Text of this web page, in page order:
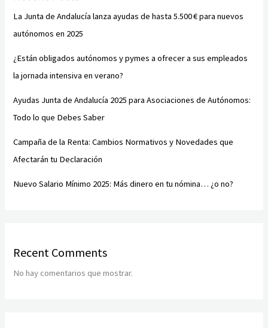
La Junta de Andalucía lanza ayudas de hasta 5.500 € para nuevos
autónomos en 2025
¿Están obligados autónomos y pymes a ofrecer a sus empleados
la jornada intensiva en verano?
Ayudas Junta de Andalucía 2025 para Asociaciones de Autónomos:
Todo lo que Debes Saber
Campaña de la Renta: Cambios Normativos y Novedades que
Afectarán tu Declaración
Nuevo Salario Mínimo 2025: Más dinero en tu nómina… ¿o no?
Recent Comments
No hay comentarios que mostrar.